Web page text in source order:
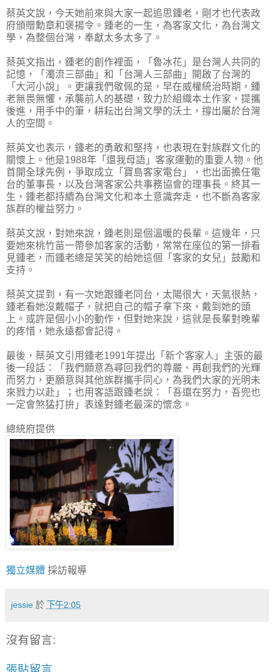
蔡英文說，今天她前來與大家一起追思鍾老，剛才也代表政
府頒贈勳章和褒揚令。鍾老的一生，為客家文化，為台灣文
學，為整個台灣，奉獻太多太多了。
蔡英文指出，鍾老的創作裡面，「魯冰花」是台灣人共同的
記憶，「濁流三部曲」和「台灣人三部曲」開啟了台灣的
「大河小說」。更讓我們敬佩的是，早在威權統治時期，鍾
老無畏無懼，承襲前人的基礎，致力於組織本土作家，提攜
後進，用手中的筆，耕耘出台灣文學的沃土，撐出屬於台灣
人的空間。
蔡英文也表示，鍾老的勇敢和堅持，也表現在對族群文化的
關懷上。他是1988年「還我母語」客家運動的重要人物。他
首開全球先例，爭取成立「寶島客家電台」，也出面擔任電
台的董事長，以及台灣客家公共事務協會的理事長。終其一
生，鍾老都持續為台灣文化和本土意識奔走，也不斷為客家
族群的權益努力。
蔡英文說，對她來說，鍾老則是個溫暖的長輩。這幾年，只
要她來桃竹苗一帶參加客家的活動，常常在座位的第一排看
見鍾老，而鍾老總是笑笑的給她這個「客家的女兒」鼓勵和
支持。
蔡英文提到，有一次她跟鍾老同台，太陽很大，天氣很熱，
鍾老看她沒戴帽子，就把自己的帽子拿下來，戴到她的頭
上。或許是個小小的動作，但對她來說，這就是長輩對晚輩
的疼惜，她永遠都會記得。
最後，蔡英文引用鍾老1991年提出「新个客家人」主張的最
後一段話：「我們願意為尋回我們的尊嚴、再創我們的光輝
而努力，更願意與其他族群攜手同心，為我們大家的光明未
來戮力以赴」；也用客語跟鍾老說：「吾還在努力，吾兜也
一定會煞猛打拚」表達對鍾老最深的懷念。
總統府提供
獨立媒體 採訪報導
jessie 於 下午2:05
沒有留言: